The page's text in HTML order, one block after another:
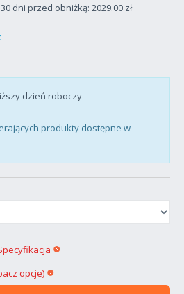
dni przed obniżką: 2029.00 zł
dzień roboczy
produkty dostępne w
opcje)